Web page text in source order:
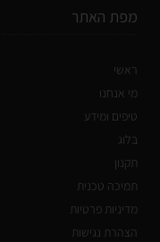
מפת האתר
ראשי
מי אנחנו
טיפים ומידע
בלוג
תקנון
תמיכה טכנית
מדיניות פרטיות
הצהרת נגישות